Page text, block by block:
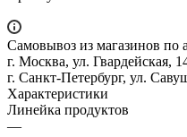
Самовывоз из магазинов по
г. Москва, ул. Гвардейская,
г. Санкт-Петербург, ул.
Характеристики
Линейка продуктов
—